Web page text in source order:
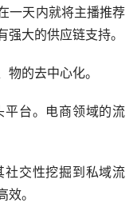
一天内就将主播推荐
大的供应链支持。
的去中心化。
台。电商领域的流
交性挖掘到私域流
。